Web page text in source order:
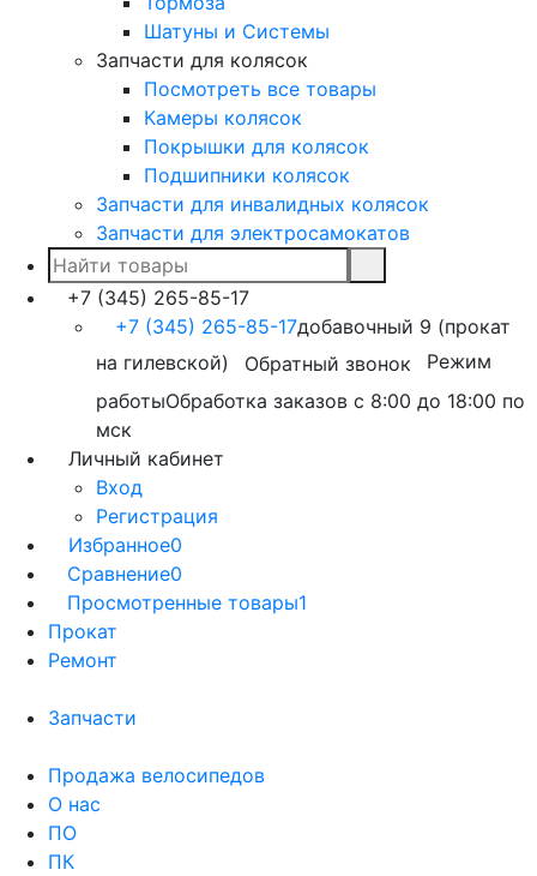
Шатуны и Системы
Запчасти для колясок
Посмотреть все товары
Камеры колясок
Покрышки для колясок
Подшипники колясок
Запчасти для инвалидных колясок
Запчасти для электросамокатов
+7 (345) 265-85-17
+7 (345) 265-85-17добавочный 9 (прокат
на гилевской)
Обратный звонок
Режим
работыОбработка заказов с 8:00 до 18:00 по
мск
Личный кабинет
Вход
Регистрация
Избранное0
Сравнение0
Просмотренные товары1
Прокат
Ремонт
Запчасти
Продажа велосипедов
О нас
ПО
ПК